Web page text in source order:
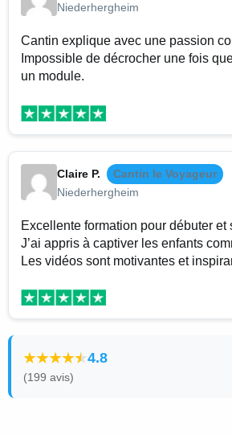
Niederhergheim
Cantin explique avec une passion
Impossible de décrocher une fois
un module.
Claire P.
Cantin le Voyageur
Niederhergheim
Excellente formation pour débuter et
J’ai appris à captiver les enfants
Les vidéos sont motivantes et
4.8
(199 avis)